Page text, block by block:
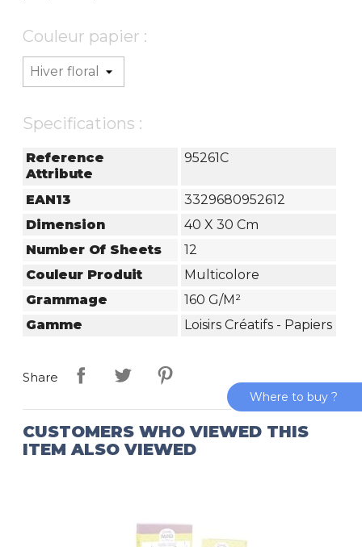
Couleur papier :
Specifications :
Reference
Attribute
95261C
EAN13
3329680952612
Dimension
40 X 30 Cm
Number Of Sheets
12
Couleur Produit
Multicolore
Grammage
160 G/m²
Gamme
Loisirs Créatifs - Papiers
Share
CUSTOMERS WHO VIEWED THIS
ITEM ALSO VIEWED
Where to buy ?